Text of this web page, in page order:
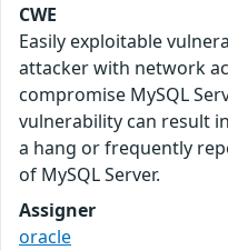
CWE
Easily exploitable
attacker with network
compromise MySQL
vulnerability can result
a hang or frequently
of MySQL Server.
Assigner
oracle